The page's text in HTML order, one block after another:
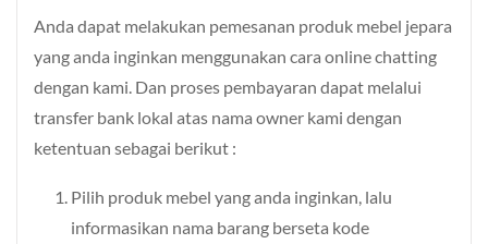
Anda dapat melakukan pemesanan produk mebel jepara
yang anda inginkan menggunakan cara online chatting
dengan kami. Dan proses pembayaran dapat melalui
transfer bank lokal atas nama owner kami dengan
ketentuan sebagai berikut :
Pilih produk mebel yang anda inginkan, lalu
informasikan nama barang berseta kode